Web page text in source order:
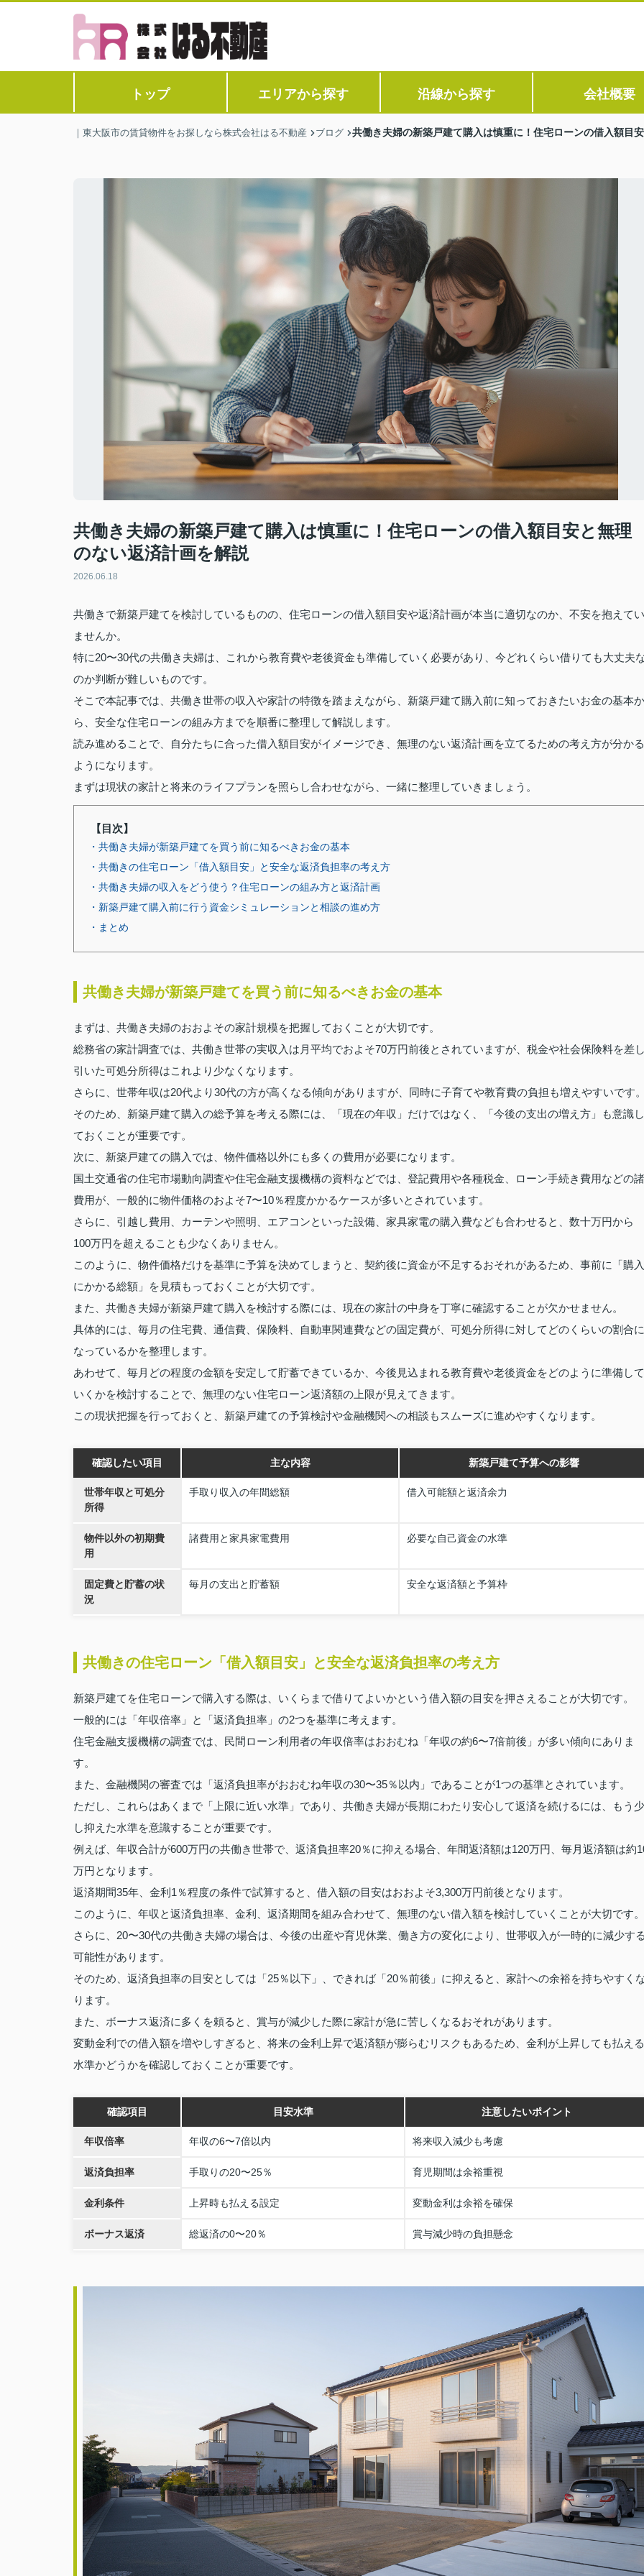
トップ エリアから探す 沿線から探す 会社概要
｜東大阪市の賃貸物件をお探しなら株式会社はる不動産 ブログ 共働き夫婦の新築戸建て購入は慎重に！住宅ローンの借入額目
共働き夫婦の新築戸建て購入は慎重に！住宅ローンの借入額目安と無理
のない返済計画を解説
2026.06.18
共働きで新築戸建てを検討しているものの、住宅ローンの借入額目安や返済計画が本当に適切なのか、不安を抱えてい
ませんか。
特に20〜30代の共働き夫婦は、これから教育費や老後資金も準備していく必要があり、今どれくらい借りても大丈夫
のか判断が難しいものです。
そこで本記事では、共働き世帯の収入や家計の特徴を踏まえながら、新築戸建て購入前に知っておきたいお金の基本か
ら、安全な住宅ローンの組み方までを順番に整理して解説します。
読み進めることで、自分たちに合った借入額目安がイメージでき、無理のない返済計画を立てるための考え方が分かる
ようになります。
まずは現状の家計と将来のライフプランを照らし合わせながら、一緒に整理していきましょう。
【目次】
・共働き夫婦が新築戸建てを買う前に知るべきお金の基本
・共働きの住宅ローン「借入額目安」と安全な返済負担率の考え方
・共働き夫婦の収入をどう使う？住宅ローンの組み方と返済計画
・新築戸建て購入前に行う資金シミュレーションと相談の進め方
・まとめ
共働き夫婦が新築戸建てを買う前に知るべきお金の基本
まずは、共働き夫婦のおおよその家計規模を把握しておくことが大切です。
総務省の家計調査では、共働き世帯の実収入は月平均でおよそ70万円前後とされていますが、税金や社会保険料を差
引いた可処分所得はこれより少なくなります。
さらに、世帯年収は20代より30代の方が高くなる傾向がありますが、同時に子育てや教育費の負担も増えやすいです
そのため、新築戸建て購入の総予算を考える際には、「現在の年収」だけではなく、「今後の支出の増え方」も意識し
ておくことが重要です。
次に、新築戸建ての購入では、物件価格以外にも多くの費用が必要になります。
国土交通省の住宅市場動向調査や住宅金融支援機構の資料などでは、登記費用や各種税金、ローン手続き費用などの諸
費用が、一般的に物件価格のおよそ7〜10％程度かかるケースが多いとされています。
さらに、引越し費用、カーテンや照明、エアコンといった設備、家具家電の購入費なども合わせると、数十万円から
100万円を超えることも少なくありません。
このように、物件価格だけを基準に予算を決めてしまうと、契約後に資金が不足するおそれがあるため、事前に「購入
にかかる総額」を見積もっておくことが大切です。
また、共働き夫婦が新築戸建て購入を検討する際には、現在の家計の中身を丁寧に確認することが欠かせません。
具体的には、毎月の住宅費、通信費、保険料、自動車関連費などの固定費が、可処分所得に対してどのくらいの割合に
なっているかを整理します。
あわせて、毎月どの程度の金額を安定して貯蓄できているか、今後見込まれる教育費や老後資金をどのように準備して
いくかを検討することで、無理のない住宅ローン返済額の上限が見えてきます。
この現状把握を行っておくと、新築戸建ての予算検討や金融機関への相談もスムーズに進めやすくなります。
確認したい項目 主な内容 新築戸建て予算への影響
世帯年収と可処分
所得
手取り収入の年間総額 借入可能額と返済余力
物件以外の初期費
用
諸費用と家具家電費用 必要な自己資金の水準
固定費と貯蓄の状
況
毎月の支出と貯蓄額 安全な返済額と予算枠
共働きの住宅ローン「借入額目安」と安全な返済負担率の考え方
新築戸建てを住宅ローンで購入する際は、いくらまで借りてよいかという借入額の目安を押さえることが大切です。
一般的には「年収倍率」と「返済負担率」の2つを基準に考えます。
住宅金融支援機構の調査では、民間ローン利用者の年収倍率はおおむね「年収の約6〜7倍前後」が多い傾向にありま
す。
また、金融機関の審査では「返済負担率がおおむね年収の30〜35％以内」であることが1つの基準とされています。
ただし、これらはあくまで「上限に近い水準」であり、共働き夫婦が長期にわたり安心して返済を続けるには、もう少
し抑えた水準を意識することが重要です。
例えば、年収合計が600万円の共働き世帯で、返済負担率20％に抑える場合、年間返済額は120万円、毎月返済額は約
万円となります。
返済期間35年、金利1％程度の条件で試算すると、借入額の目安はおおよそ3,300万円前後となります。
このように、年収と返済負担率、金利、返済期間を組み合わせて、無理のない借入額を検討していくことが大切です。
さらに、20〜30代の共働き夫婦の場合は、今後の出産や育児休業、働き方の変化により、世帯収入が一時的に減少す
可能性があります。
そのため、返済負担率の目安としては「25％以下」、できれば「20％前後」に抑えると、家計への余裕を持ちやすく
ります。
また、ボーナス返済に多くを頼ると、賞与が減少した際に家計が急に苦しくなるおそれがあります。
変動金利での借入額を増やしすぎると、将来の金利上昇で返済額が膨らむリスクもあるため、金利が上昇しても払える
水準かどうかを確認しておくことが重要です。
確認項目 目安水準 注意したいポイント
年収倍率 年収の6〜7倍以内 将来収入減少も考慮
返済負担率 手取りの20〜25％ 育児期間は余裕重視
金利条件 上昇時も払える設定 変動金利は余裕を確保
ボーナス返済 総返済の0〜20％ 賞与減少時の負担懸念